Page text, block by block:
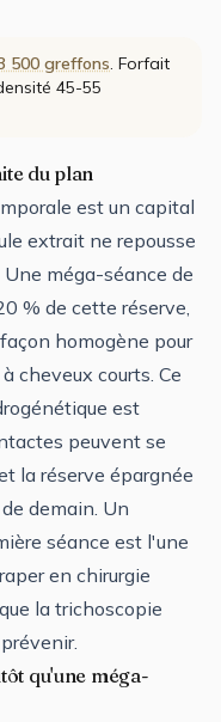
500 greffons. Forfait
45-55
du plan
est un capital
extrait ne repousse
méga-séance de
% de cette réserve,
homogène pour
cheveux courts. Ce
est
peuvent se
la réserve épargnée
demain. Un
séance est l'une
en chirurgie
la trichoscopie
qu'une méga-